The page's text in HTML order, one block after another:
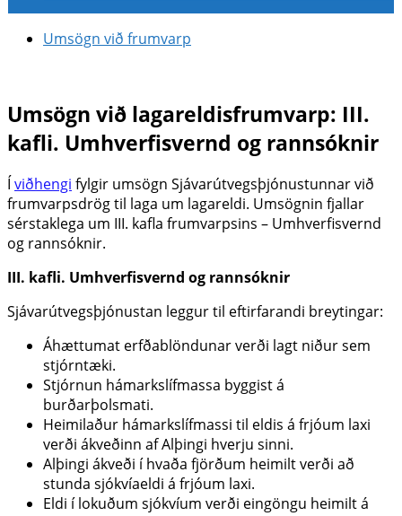
Umsögn við frumvarp
Umsögn við lagareldisfrumvarp: III.
kafli. Umhverfisvernd og rannsóknir
Í viðhengi fylgir umsögn Sjávarútvegsþjónustunnar við
frumvarpsdrög til laga um lagareldi. Umsögnin fjallar
sérstaklega um III. kafla frumvarpsins – Umhverfisvernd
og rannsóknir.
III. kafli. Umhverfisvernd og rannsóknir
Sjávarútvegsþjónustan leggur til eftirfarandi breytingar:
Áhættumat erfðablöndunar verði lagt niður sem
stjórntæki.
Stjórnun hámarkslífmassa byggist á
burðarþolsmati.
Heimilaður hámarkslífmassi til eldis á frjóum laxi
verði ákveðinn af Alþingi hverju sinni.
Alþingi ákveði í hvaða fjörðum heimilt verði að
stunda sjókvíaeldi á frjóum laxi.
Eldi í lokuðum sjókvíum verði eingöngu heimilt á